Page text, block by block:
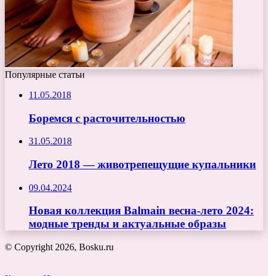
Популярные статьи
11.05.2018
Боремся с расточительностью
31.05.2018
Лето 2018 — животрепещущие купальники
09.04.2024
Новая коллекция Balmain весна-лето 2024:
модные тренды и актуальные образы
© Copyright 2026, Bosku.ru